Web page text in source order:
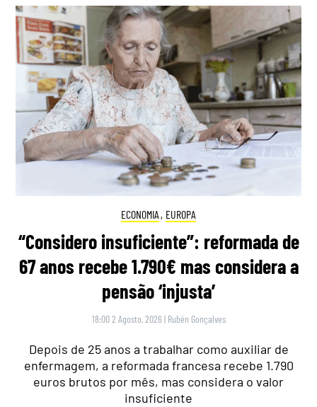
ECONOMIA , EUROPA
“Considero insuficiente”: reformada de
67 anos recebe 1.790€ mas considera a
pensão ‘injusta’
18:00 2 Agosto, 2026 | Rubén Gonçalves
Depois de 25 anos a trabalhar como auxiliar de
enfermagem, a reformada francesa recebe 1.790
euros brutos por mês, mas considera o valor
insuficiente